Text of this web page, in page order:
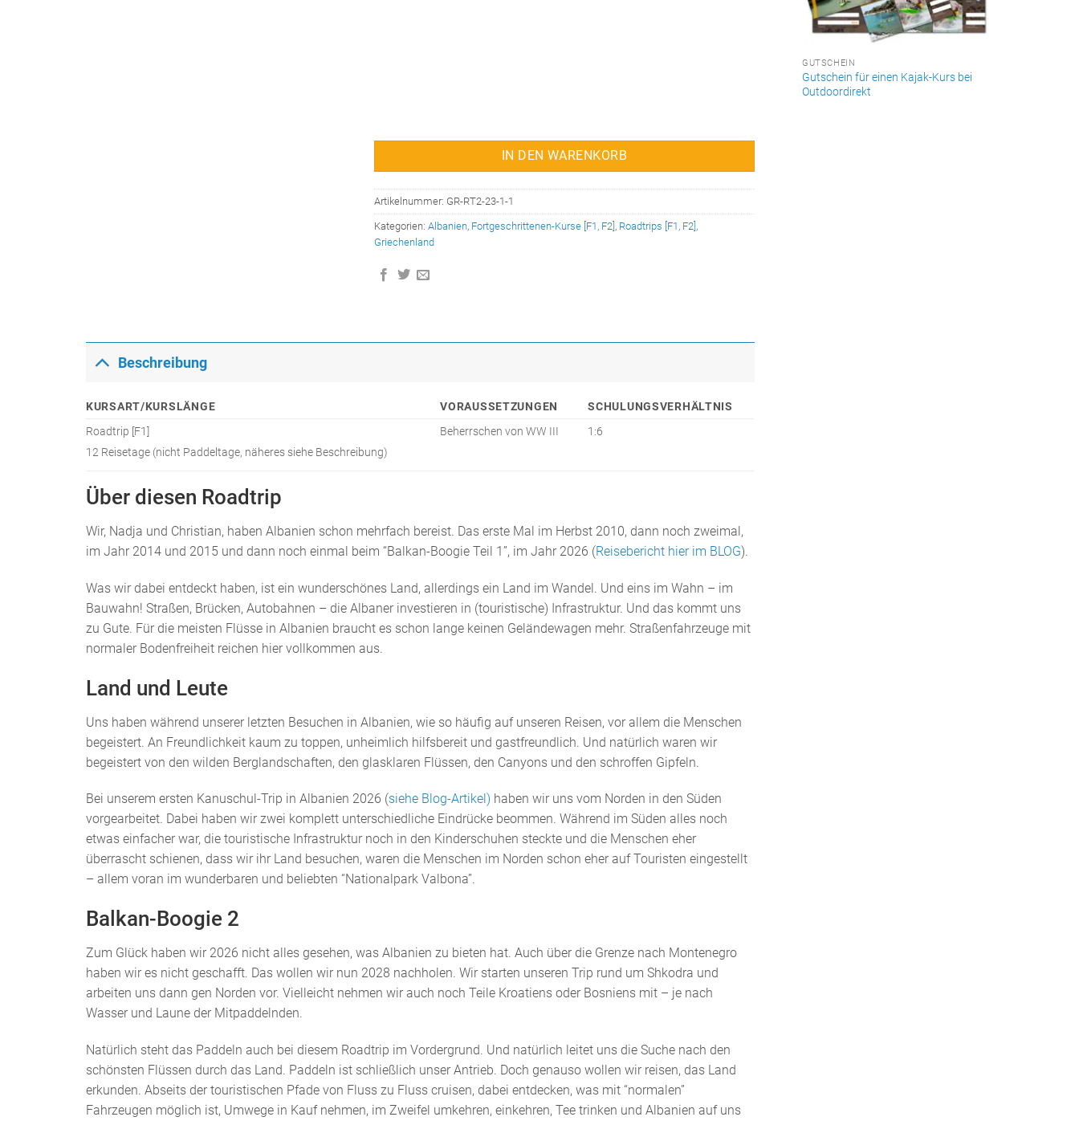
GUTSCHEIN
Gutschein für einen Kajak-Kurs bei
Outdoordirekt
e
i
s
w
a
9
0
0
t
:
8
9
.
IN DEN WARENKORB
Artikelnummer: GR-RT2-23-1-1
Kategorien:Albanien Fortgeschrittenen-Kurse [F1, F2] Roadtrips [F1, F2]
Griechenland
Beschreibung
KURSART/KURSLÄNGE VORAUSSETZUNGEN
SCHULUNGSVERHÄLTNIS
Roadtrip [F1]
12 Reisetage (nicht Paddeltage, näheres siehe Beschreibung)
Beherrschen von WW III 1:6
Über diesen Roadtrip
Wir, Nadja und Christian, haben Albanien schon mehrfach bereist. Das erste Mal im Herbst 2010, dann noch zweimal,
im Jahr 2014 und 2015 und dann noch einmal beim “Balkan-Boogie Teil 1”, im Jahr 2026 (Reisebericht hier im BLOG).
Was wir dabei entdeckt haben, ist ein wunderschönes Land, allerdings ein Land im Wandel. Und eins im Wahn – im
Bauwahn! Straßen, Brücken, Autobahnen – die Albaner investieren in (touristische) Infrastruktur. Und das kommt uns
zu Gute. Für die meisten Flüsse in Albanien braucht es schon lange keinen Geländewagen mehr. Straßenfahrzeuge mit
normaler Bodenfreiheit reichen hier vollkommen aus.
Land und Leute
Uns haben während unserer letzten Besuchen in Albanien, wie so häufig auf unseren Reisen, vor allem die Menschen
begeistert. An Freundlichkeit kaum zu toppen, unheimlich hilfsbereit und gastfreundlich. Und natürlich waren wir
begeistert von den wilden Berglandschaften, den glasklaren Flüssen, den Canyons und den schroffen Gipfeln.
Bei unserem ersten Kanuschul-Trip in Albanien 2026 (siehe Blog-Artikel) haben wir uns vom Norden in den Süden
vorgearbeitet. Dabei haben wir zwei komplett unterschiedliche Eindrücke beommen. Während im Süden alles noch
etwas einfacher war, die touristische Infrastruktur noch in den Kinderschuhen steckte und die Menschen eher
überrascht schienen, dass wir ihr Land besuchen, waren die Menschen im Norden schon eher auf Touristen eingestellt
– allem voran im wunderbaren und beliebten “Nationalpark Valbona”.
Balkan-Boogie 2
Zum Glück haben wir 2026 nicht alles gesehen, was Albanien zu bieten hat. Auch über die Grenze nach Montenegro
haben wir es nicht geschafft. Das wollen wir nun 2028 nachholen. Wir starten unseren Trip rund um Shkodra und
arbeiten uns dann gen Norden vor. Vielleicht nehmen wir auch noch Teile Kroatiens oder Bosniens mit – je nach
Wasser und Laune der Mitpaddelnden.
Natürlich steht das Paddeln auch bei diesem Roadtrip im Vordergrund. Und natürlich leitet uns die Suche nach den
schönsten Flüssen durch das Land. Paddeln ist schließlich unser Antrieb. Doch genauso wollen wir reisen, das Land
erkunden. Abseits der touristischen Pfade von Fluss zu Fluss cruisen, dabei entdecken, was mit “normalen”
Fahrzeugen möglich ist, Umwege in Kauf nehmen, im Zweifel umkehren, einkehren, Tee trinken und Albanien auf uns